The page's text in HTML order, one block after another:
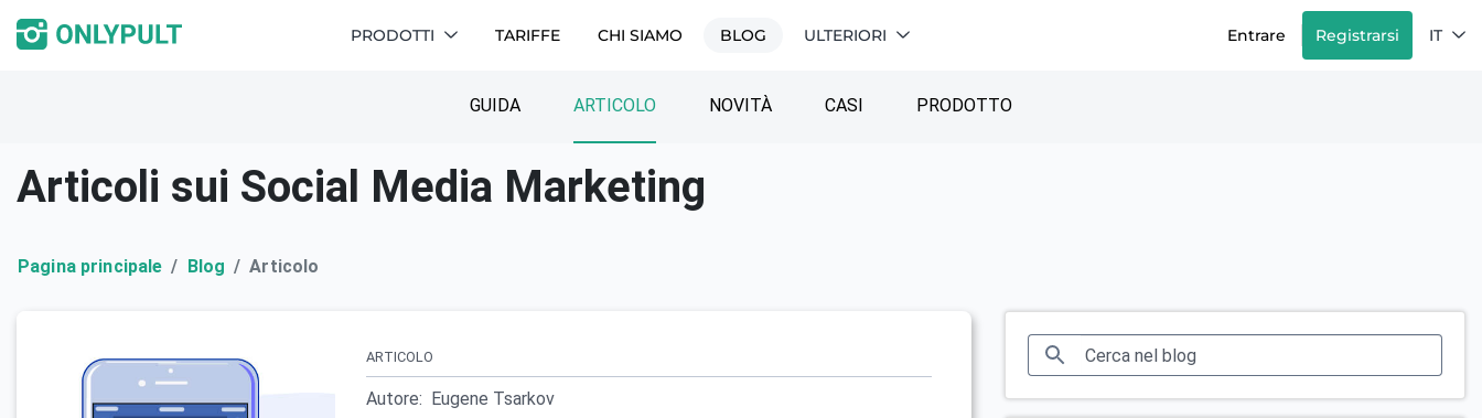
PRODOTTI TARIFFE CHI SIAMO BLOG ULTERIORI Entrare Registrarsi IT
GUIDA ARTICOLO NOVITÀ СASI PRODOTTO
Articoli sui Social Media Marketing
Pagina principale Blog Articolo
ARTICOLO
Autore: Eugene Tsarkov